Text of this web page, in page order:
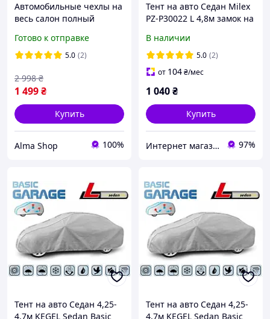
Автомобильные чехлы на
весь салон полный
серые защитные
передний и задний ряд в
Готово к отправке
5.0 (2)
1 499₴
2 998 ₴
Купить
Alma Shop 100%
Тент на авто Седан Milex
PZ-P30022 L 4,8м замок на
В наличии
5.0 (2)
от 104₴/мес
1 040₴
Купить
Интернет магазин "Тюн-Авто" 97%
Тент на авто Седан 4,25-
4,7м KEGEL Sedan Basic
Тент на авто Седан 4,25-
4,7м KEGEL Sedan Basic